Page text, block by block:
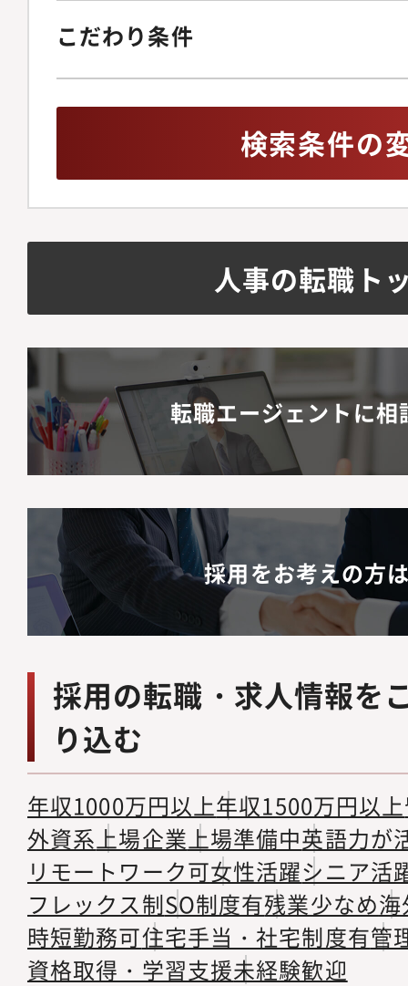
在、就労支援の事業
ですが、日本全国100
事業拡大を計画して
新規で立ち上げた
業です。まだまだ整
ため、考えながら行
善していく。そんな
いく必要があります
バーもいます。大事
自走できること」「
があればすぐにそれ
ラットなコミュニケ
ンをとれるメンバー
成及びトラッキング
関する継続的な数値
効率と生産性の最大
ントするチーム構成
名、正社員（中途）
計4名。
こだわり条件
検索条件の
人事の転職ト
転職エージェントに相
採用をお考えの方
採用の転職・求人情報を
り込む
年収1000万円以上年収1500万円以上
外資系上場企業上場準備中英語力が
リモートワーク可女性活躍シニア活
フレックス制SO制度有残業少なめ
時短勤務可住宅手当・社宅制度有管
資格取得・学習支援未経験歓迎